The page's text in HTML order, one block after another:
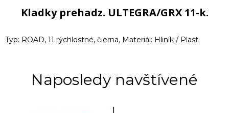
Kladky prehadz. ULTEGRA/GRX 11-k.
Typ: ROAD, 11 rýchlostné, čierna, Materiál: Hliník / Plast
Naposledy navštívené